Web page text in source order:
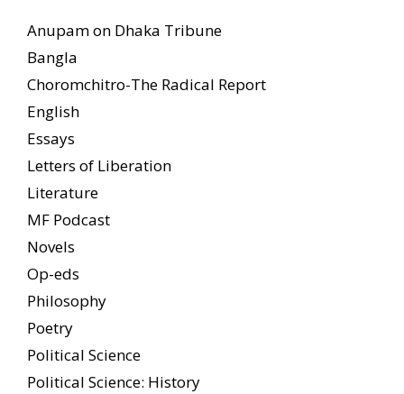
Anupam on Dhaka Tribune
Bangla
Choromchitro-The Radical Report
English
Essays
Letters of Liberation
Literature
MF Podcast
Novels
Op-eds
Philosophy
Poetry
Political Science
Political Science: History